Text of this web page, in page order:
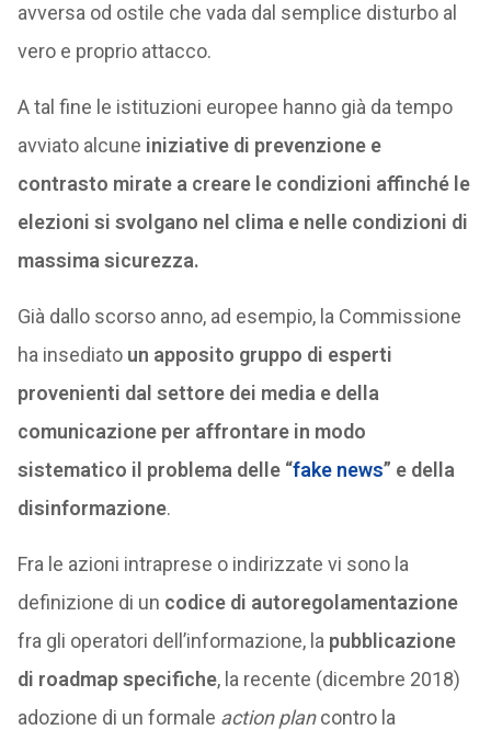
avversa od ostile che vada dal semplice disturbo al
vero e proprio attacco.
A tal fine le istituzioni europee hanno già da tempo
avviato alcune iniziative di prevenzione e
contrasto mirate a creare le condizioni affinché le
elezioni si svolgano nel clima e nelle condizioni di
massima sicurezza.
Già dallo scorso anno, ad esempio, la Commissione
ha insediato un apposito gruppo di esperti
provenienti dal settore dei media e della
comunicazione per affrontare in modo
sistematico il problema delle “fake news” e della
disinformazione.
Fra le azioni intraprese o indirizzate vi sono la
definizione di un codice di autoregolamentazione
fra gli operatori dell’informazione, la pubblicazione
di roadmap specifiche, la recente (dicembre 2018)
adozione di un formale action plancontro la